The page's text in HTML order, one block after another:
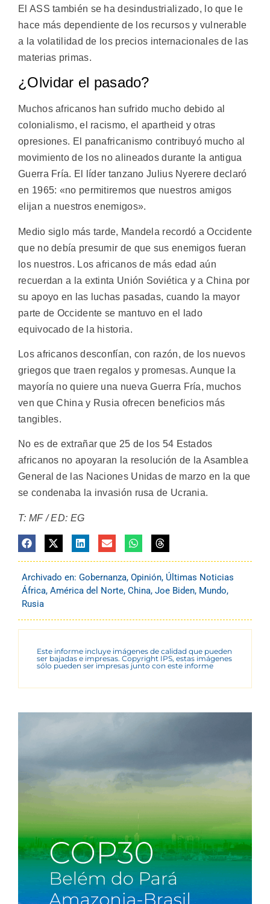
El ASS también se ha desindustrializado, lo que le
hace más dependiente de los recursos y vulnerable
a la volatilidad de los precios internacionales de las
materias primas.
¿Olvidar el pasado?
Muchos africanos han sufrido mucho debido al
colonialismo, el racismo, el apartheid y otras
opresiones. El panafricanismo contribuyó mucho al
movimiento de los no alineados durante la antigua
Guerra Fría. El líder tanzano Julius Nyerere declaró
en 1965: «no permitiremos que nuestros amigos
elijan a nuestros enemigos».
Medio siglo más tarde, Mandela recordó a Occidente
que no debía presumir de que sus enemigos fueran
los nuestros. Los africanos de más edad aún
recuerdan a la extinta Unión Soviética y a China por
su apoyo en las luchas pasadas, cuando la mayor
parte de Occidente se mantuvo en el lado
equivocado de la historia.
Los africanos desconfían, con razón, de los nuevos
griegos que traen regalos y promesas. Aunque la
mayoría no quiere una nueva Guerra Fría, muchos
ven que China y Rusia ofrecen beneficios más
tangibles.
No es de extrañar que 25 de los 54 Estados
africanos no apoyaran la resolución de la Asamblea
General de las Naciones Unidas de marzo en la que
se condenaba la invasión rusa de Ucrania.
T: MF / ED: EG
Archivado en: Gobernanza, Opinión, Últimas Noticias
África, América del Norte, China, Joe Biden, Mundo,
Rusia
Este informe incluye imágenes de calidad que pueden
ser bajadas e impresas. Copyright IPS, estas imágenes
sólo pueden ser impresas junto con este informe